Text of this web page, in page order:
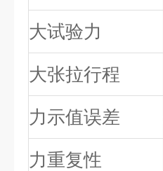
大试验力
大张拉行程
力示值误差
力重复性